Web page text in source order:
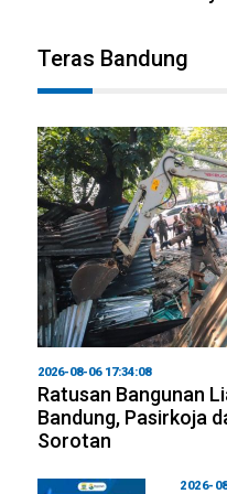
Teras Bandung
2026-08-06 17:34:08
Ratusan Bangunan
Bandung, Pasirkoja
Sorotan
2026-